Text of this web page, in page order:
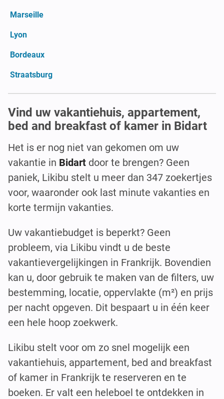
Marseille
Lyon
Bordeaux
Straatsburg
Vind uw vakantiehuis, appartement,
bed and breakfast of kamer in Bidart
Het is er nog niet van gekomen om uw
vakantie in Bidart door te brengen? Geen
paniek, Likibu stelt u meer dan 347 zoekertjes
voor, waaronder ook last minute vakanties en
korte termijn vakanties.
Uw vakantiebudget is beperkt? Geen
probleem, via Likibu vindt u de beste
vakantievergelijkingen in Frankrijk. Bovendien
kan u, door gebruik te maken van de filters, uw
bestemming, locatie, oppervlakte (m²) en prijs
per nacht opgeven. Dit bespaart u in één keer
een hele hoop zoekwerk.
Likibu stelt voor om zo snel mogelijk een
vakantiehuis, appartement, bed and breakfast
of kamer in Frankrijk te reserveren en te
boeken. Er valt een heleboel te ontdekken in